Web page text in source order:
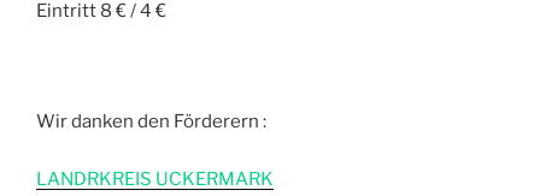
Eintritt 8 € / 4 €
Wir danken den Förderern :
LANDRKREIS UCKERMARK